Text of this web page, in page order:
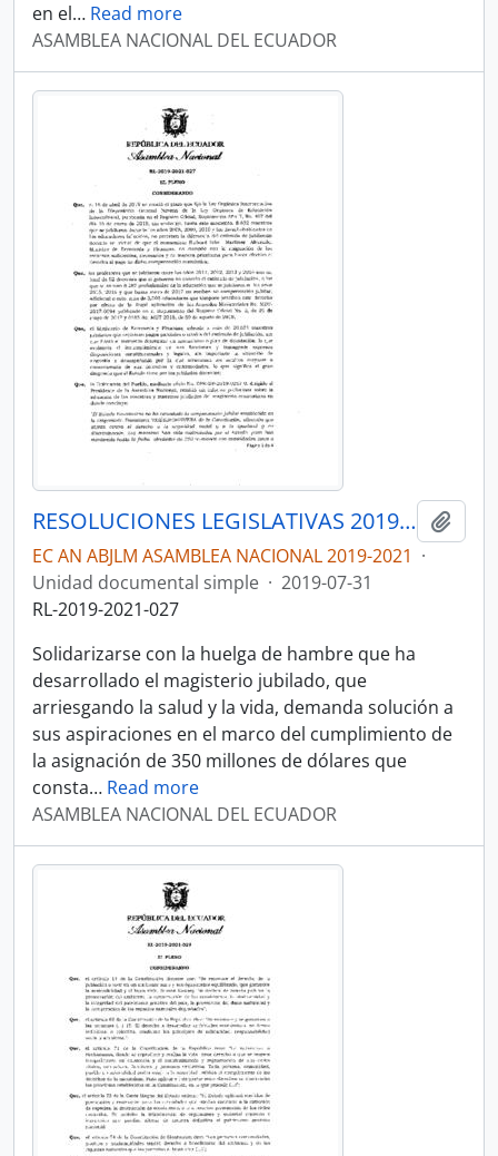
en el… Read more
ASAMBLEA NACIONAL DEL ECUADOR
RESOLUCIONES LEGISLATIVAS 2019-2021
EC AN ABJLM ASAMBLEA NACIONAL 2019-2021 ·
Unidad documental simple · 2019-07-31
RL-2019-2021-027
Solidarizarse con la huelga de hambre que ha
desarrollado el magisterio jubilado, que
arriesgando la salud y la vida, demanda solución a
sus aspiraciones en el marco del cumplimiento de
la asignación de 350 millones de dólares que
consta… Read more
ASAMBLEA NACIONAL DEL ECUADOR